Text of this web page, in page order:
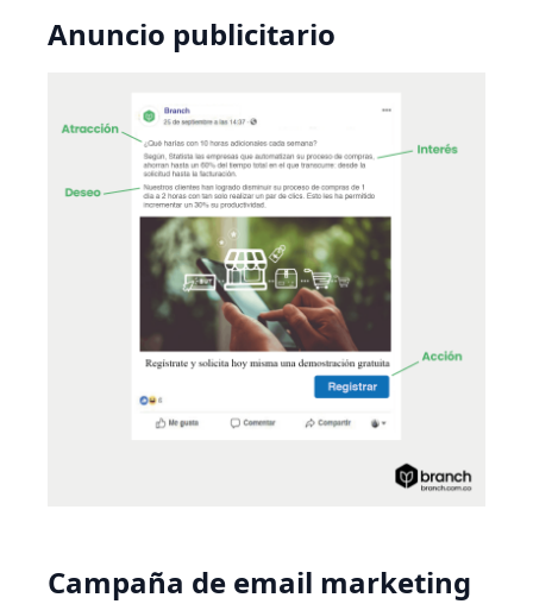
Anuncio publicitario
Campaña de email marketing